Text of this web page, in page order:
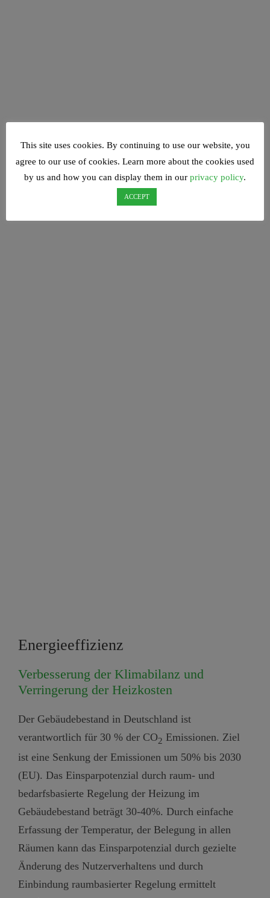
Energieeffizienz
Verbesserung der Klimabilanz und
Verringerung der Heizkosten
Der Gebäudebestand in Deutschland ist
verantwortlich für 30 % der CO2 Emissionen. Ziel
ist eine Senkung der Emissionen um 50% bis 2030
(EU). Das Einsparpotenzial durch raum- und
bedarfsbasierte Regelung der Heizung im
Gebäudebestand beträgt 30-40%. Durch einfache
Erfassung der Temperatur, der Belegung in allen
Räumen kann das Einsparpotenzial durch gezielte
Änderung des Nutzerverhaltens und durch
Einbindung raumbasierter Regelung ermittelt
This site uses cookies. By continuing to use our website, you
agree to our use of cookies. Learn more about the cookies used
by us and how you can display them in our privacy policy.
ACCEPT